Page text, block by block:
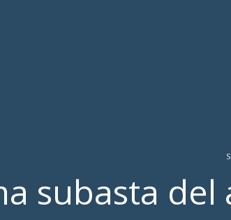
subasta